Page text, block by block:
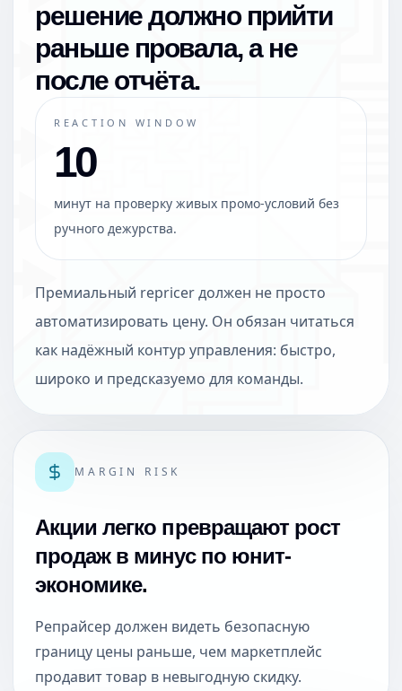
решение должно прийти
раньше провала, а не
после отчёта.
REACTION WINDOW
10
минут на проверку живых промо-условий без
ручного дежурства.
Премиальный repricer должен не просто
автоматизировать цену. Он обязан читаться
как надёжный контур управления: быстро,
широко и предсказуемо для команды.
MARGIN RISK
Акции легко превращают рост
продаж в минус по юнит-
экономике.
Репрайсер должен видеть безопасную
границу цены раньше, чем маркетплейс
продавит товар в невыгодную скидку.